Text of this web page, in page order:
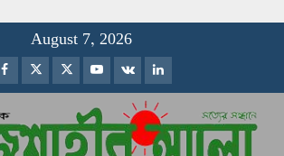
August 7, 2026
Facebook
TwitterInstagram
Youtube
VK LinkedIn